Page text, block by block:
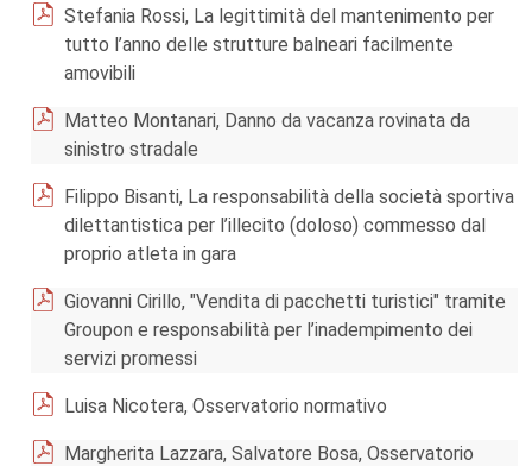
Stefania Rossi, La legittimità del mantenimento per
tutto l’anno delle strutture balneari facilmente
amovibili
Matteo Montanari, Danno da vacanza rovinata da
sinistro stradale
Filippo Bisanti, La responsabilità della società sportiva
dilettantistica per l’illecito (doloso) commesso dal
proprio atleta in gara
Giovanni Cirillo, "Vendita di pacchetti turistici" tramite
Groupon e responsabilità per l’inadempimento dei
servizi promessi
Luisa Nicotera, Osservatorio normativo
Margherita Lazzara, Salvatore Bosa, Osservatorio